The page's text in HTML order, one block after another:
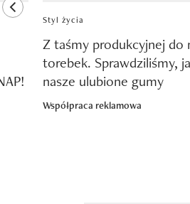
previous element
Styl życia
Z taśmy produkcyjnej do
torebek. Sprawdziliśmy,
nasze ulubione gumy
Współpraca reklamowa